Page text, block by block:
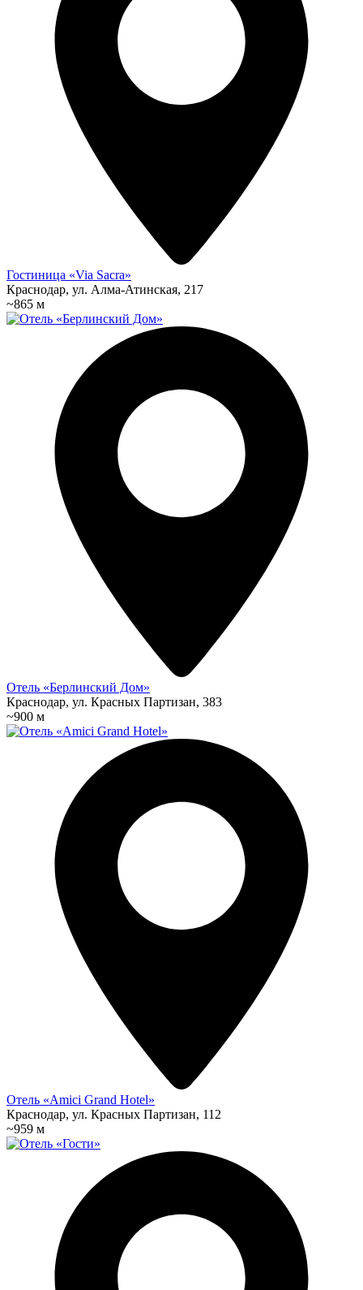
Гостиница «Via Sacra»
Краснодар, ул. Алма-Атинская, 217
~865 м
Отель «Берлинский Дом»
Краснодар, ул. Красных Партизан, 383
~900 м
Отель «Amici Grand Hotel»
Краснодар, ул. Красных Партизан, 112
~959 м